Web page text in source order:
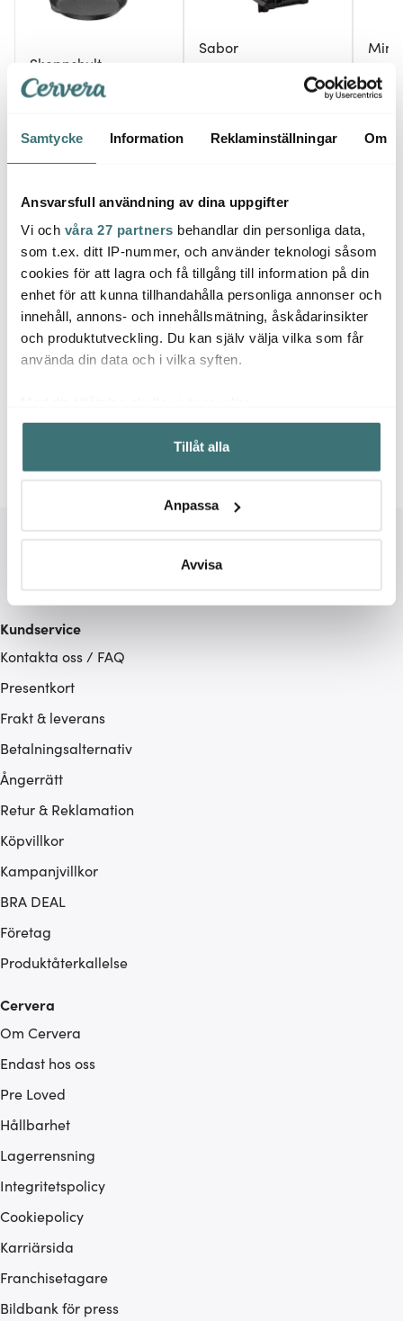
Samtycke Information Reklaminställningar Om
Ansvarsfull användning av dina uppgifter
Vi och våra 27 partners behandlar din personliga data,
som t.ex. ditt IP-nummer, och använder teknologi såsom
cookies för att lagra och få tillgång till information på din
enhet för att kunna tillhandahålla personliga annonser och
innehåll, annons- och innehållsmätning, åskådarinsikter
och produktutveckling. Du kan själv välja vilka som får
använda din data och i vilka syften.
Samla in information om din geografiska plats som
kan ha en noggrannhet på upp till flera meter
Identifiera din enhet genom att aktivt skanna den för
Ta reda på mer om hur dina personliga uppgifter
Du kan ändra eller dra tillbaka ditt samtycke när som
Vi använder cookies för att innehållet och annonserna
gör också att vi kan analysera vår trafik och göra
hemsidan ännu bättre. Du bestämmer själv vilka cookies
som du vill dela med dig av.
Tillåt alla
Anpassa
Avvisa
Skeppshult
Professional Stekpanna
med stålhandtag 28
I lager
Sabor
I lager
Svart
I
Låt dig inspireras av våra kunder
Våffeljärn Wilfa
Kundservice
Kontakta oss / FAQ
Presentkort
Frakt & leverans
Betalningsalternativ
Ångerrätt
Retur & Reklamation
Köpvillkor
Kampanjvillkor
BRA DEAL
Företag
Produktåterkallelse
Cervera
Om Cervera
Endast hos oss
Pre Loved
Hållbarhet
Lagerrensning
Integritetspolicy
Cookiepolicy
Karriärsida
Franchisetagare
Bildbank för press